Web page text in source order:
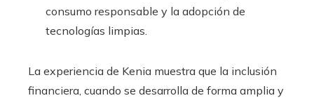
consumo responsable y la adopción de
tecnologías limpias.
La experiencia de Kenia muestra que la inclusión
financiera, cuando se desarrolla de forma amplia y